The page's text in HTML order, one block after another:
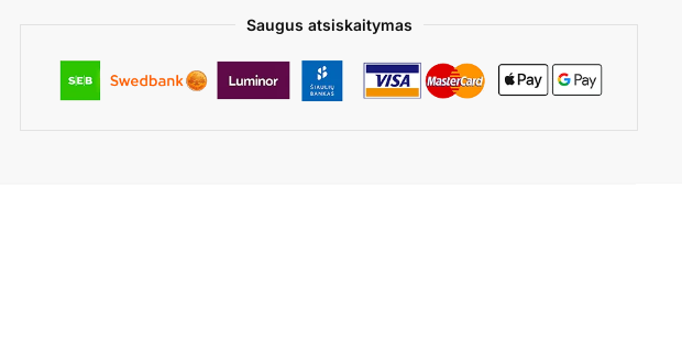
Saugus atsiskaitymas